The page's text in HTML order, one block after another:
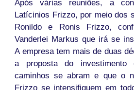
Após várias reuniões, a
Latícinios Frizzo, por meio dos
Ronildo e Ronis Frizzo,
Vanderlei Markus que irá se
A empresa tem mais de duas
a proposta do
caminhos se abram e que o
Frizzo se intensifiquem em